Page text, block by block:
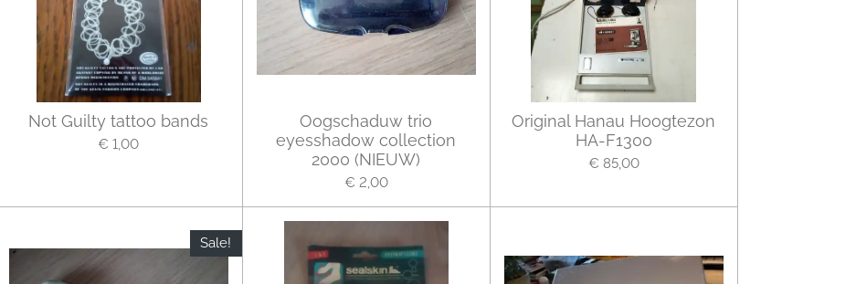
Not Guilty tattoo bands
€ 1,00
Oogschaduw trio
eyesshadow collection
2000 (NIEUW)
€ 2,00
Original Hanau Hoogtezon
HA-F1300
€ 85,00
Sale!